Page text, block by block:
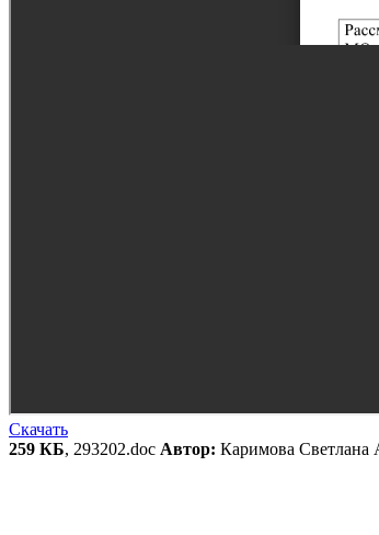
Скачать
259 КБ, 293202.doc Автор: Каримова Светлана